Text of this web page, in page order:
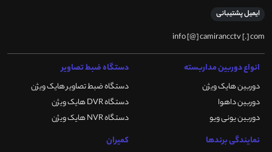
ایمیل پشتیبانی
info [@] camirancctv [.] com
انواع دوربین مداربسته
دوربین هایک ویژن
دوربین داهوا
دوربین یونی ویو
دستگاه ضبط تصاویر
دستگاه ضبط تصاویر هایک ویژن
دستگاه DVR هایک ویژن
دستگاه NVR هایک ویژن
نمایندگی برندها کمیران